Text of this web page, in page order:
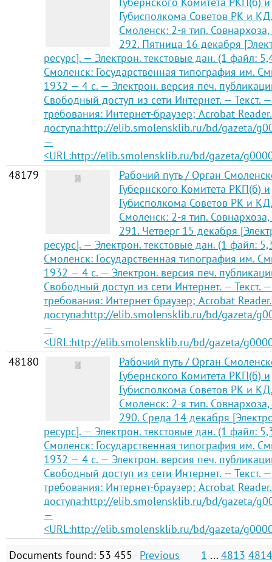
Губисполкома Советов РК и
Смоленск: 2-я тип.
292. Пятница 16 декабря
ресурс]. — Электрон. текстовые дан. (1 файл:
Смоленск: Государственная типография им.
1932 — 4 с. — Электрон. версия печ.
Свободный доступ из сети Интернет. — Текст.
требования: Интернет-браузер; Acrobat
доступа:http://elib.smolensklib.ru/bd/gazeta/
—
<URL:http://elib.smolensklib.ru/bd/gazeta/
48179
Рабочий путь / Орган
Губернского Комитета РКП(б) и
Губисполкома Советов РК и
Смоленск: 2-я тип.
291. Четверг 15 декабря
ресурс]. — Электрон. текстовые дан. (1 файл:
Смоленск: Государственная типография им.
1932 — 4 с. — Электрон. версия печ.
Свободный доступ из сети Интернет. — Текст.
требования: Интернет-браузер; Acrobat
доступа:http://elib.smolensklib.ru/bd/gazeta/
—
<URL:http://elib.smolensklib.ru/bd/gazeta/
48180
Рабочий путь / Орган
Губернского Комитета РКП(б) и
Губисполкома Советов РК и
Смоленск: 2-я тип.
290. Среда 14 декабря
ресурс]. — Электрон. текстовые дан. (1 файл:
Смоленск: Государственная типография им.
1932 — 4 с. — Электрон. версия печ.
Свободный доступ из сети Интернет. — Текст.
требования: Интернет-браузер; Acrobat
доступа:http://elib.smolensklib.ru/bd/gazeta/
—
<URL:http://elib.smolensklib.ru/bd/gazeta/
Documents found: 53 455
Previous 1 ... 4813 4814